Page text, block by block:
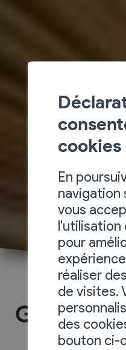
Galerie
cookies
En
navigation
vous
l'utilisation
pour
réaliser
de visites.
des
bouton ci-